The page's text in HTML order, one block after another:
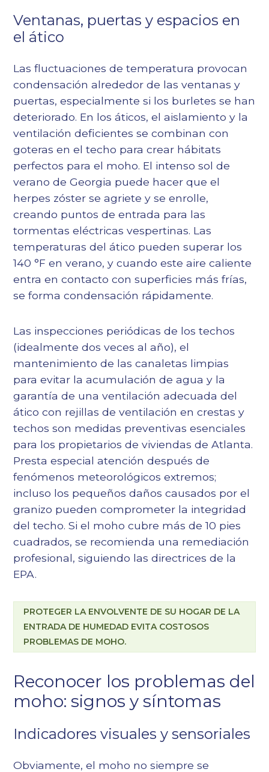
Ventanas, puertas y espacios en
el ático
Las fluctuaciones de temperatura provocan
condensación alrededor de las ventanas y
puertas, especialmente si los burletes se han
deteriorado. En los áticos, el aislamiento y la
ventilación deficientes se combinan con
goteras en el techo para crear hábitats
perfectos para el moho. El intenso sol de
verano de Georgia puede hacer que el
herpes zóster se agriete y se enrolle,
creando puntos de entrada para las
tormentas eléctricas vespertinas. Las
temperaturas del ático pueden superar los
140 °F en verano, y cuando este aire caliente
entra en contacto con superficies más frías,
se forma condensación rápidamente.
Las inspecciones periódicas de los techos
(idealmente dos veces al año), el
mantenimiento de las canaletas limpias
para evitar la acumulación de agua y la
garantía de una ventilación adecuada del
ático con rejillas de ventilación en crestas y
techos son medidas preventivas esenciales
para los propietarios de viviendas de Atlanta.
Presta especial atención después de
fenómenos meteorológicos extremos;
incluso los pequeños daños causados por el
granizo pueden comprometer la integridad
del techo. Si el moho cubre más de 10 pies
cuadrados, se recomienda una remediación
profesional, siguiendo las directrices de la
EPA.
PROTEGER LA ENVOLVENTE DE SU HOGAR DE LA
ENTRADA DE HUMEDAD EVITA COSTOSOS
PROBLEMAS DE MOHO.
Reconocer los problemas del
moho: signos y síntomas
Indicadores visuales y sensoriales
Obviamente, el moho no siempre se